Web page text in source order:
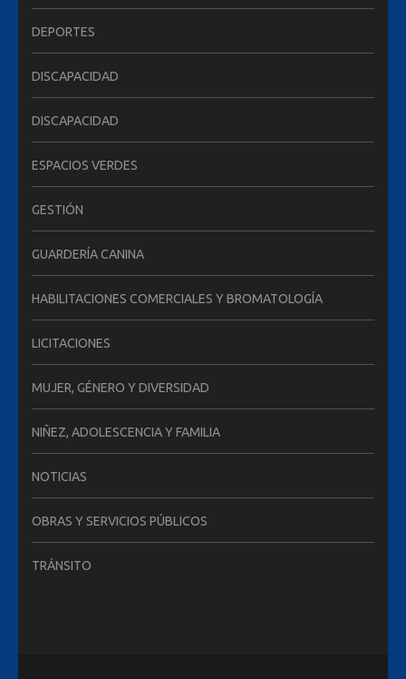
DEPORTES
DISCAPACIDAD
DISCAPACIDAD
ESPACIOS VERDES
GESTIÓN
GUARDERÍA CANINA
HABILITACIONES COMERCIALES Y BROMATOLOGÍA
LICITACIONES
MUJER, GÉNERO Y DIVERSIDAD
NIÑEZ, ADOLESCENCIA Y FAMILIA
NOTICIAS
OBRAS Y SERVICIOS PÚBLICOS
TRÁNSITO